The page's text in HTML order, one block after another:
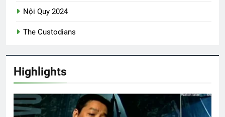
Nội Quy 2024
The Custodians
Highlights